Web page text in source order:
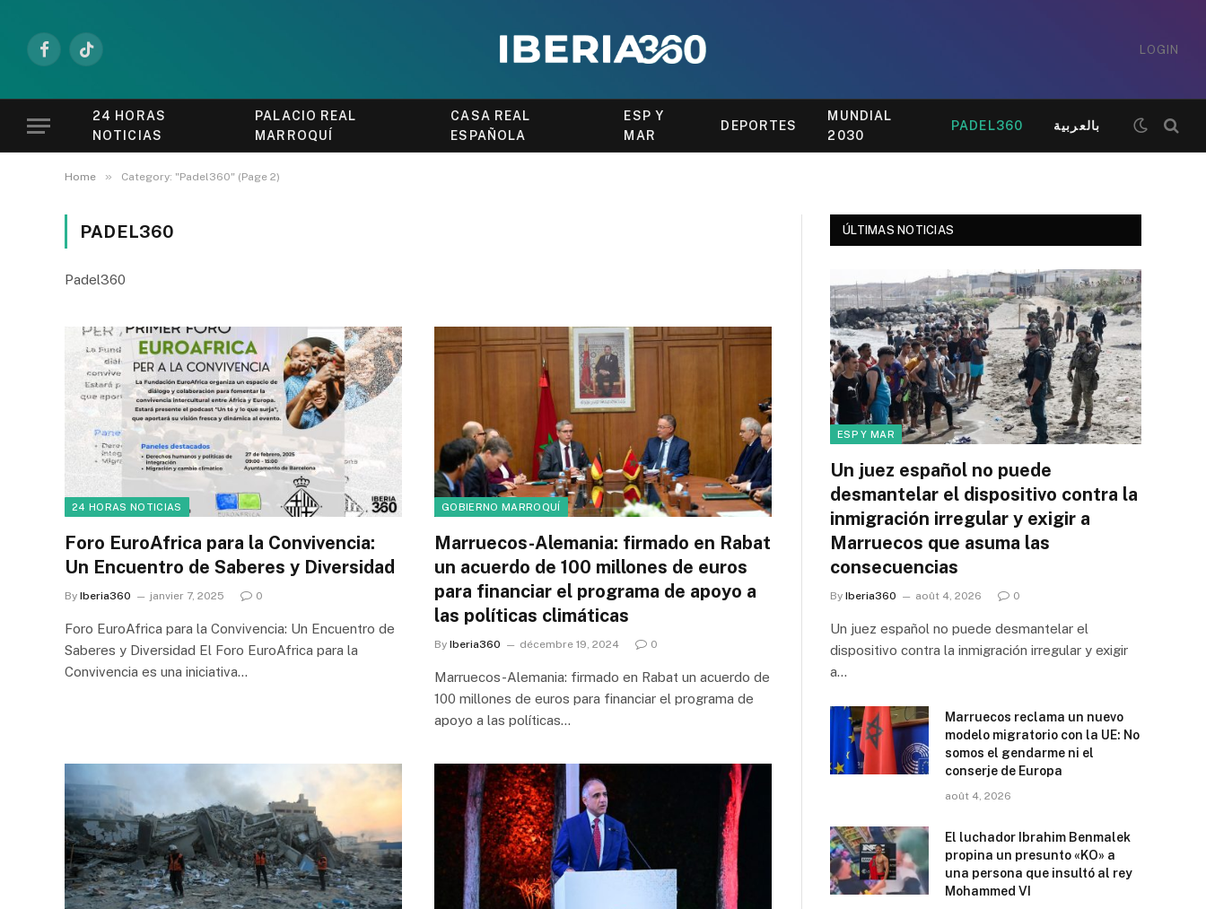
FacebookTikTok
LOGIN
24 HORAS
NOTICIAS
PALACIO REAL
MARROQUÍ
CASA REAL
ESPAÑOLA
ESP Y
MAR
DEPORTES
MUNDIAL
2030
PADEL360 بالعربية
Home » Category: "Padel360" (Page 2)
PADEL360
Padel360
24 HORAS NOTICIAS
Foro EuroAfrica para la Convivencia:
Un Encuentro de Saberes y Diversidad
By Iberia360 janvier 7, 2025 0
Foro EuroAfrica para la Convivencia: Un Encuentro de
Saberes y Diversidad El Foro EuroAfrica para la
Convivencia es una iniciativa…
GOBIERNO MARROQUÍ
Marruecos-Alemania: firmado en Rabat
un acuerdo de 100 millones de euros
para financiar el programa de apoyo a
las políticas climáticas
By Iberia360 décembre 19, 2024 0
Marruecos-Alemania: firmado en Rabat un acuerdo de
100 millones de euros para financiar el programa de
apoyo a las políticas…
ÚLTIMAS NOTICIAS
ESP Y MAR
Un juez español no puede
desmantelar el dispositivo contra la
inmigración irregular y exigir a
Marruecos que asuma las
consecuencias
By Iberia360 août 4, 2026 0
Un juez español no puede desmantelar el
dispositivo contra la inmigración irregular y exigir
a…
Marruecos reclama un nuevo
modelo migratorio con la UE: No
somos el gendarme ni el
conserje de Europa
août 4, 2026
El luchador Ibrahim Benmalek
propina un presunto «KO» a
una persona que insultó al rey
Mohammed VI